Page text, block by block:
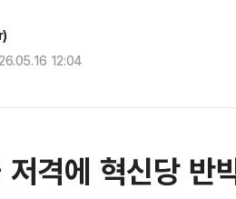
12:04
격에 혁신당 반